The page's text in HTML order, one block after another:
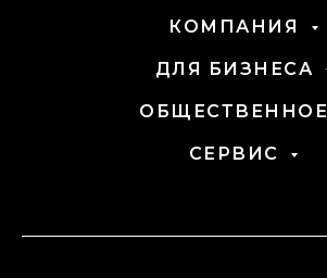
КОМПАНИЯ
ДЛЯ БИЗНЕСА
ОБЩЕСТВЕННОЕ
СЕРВИС